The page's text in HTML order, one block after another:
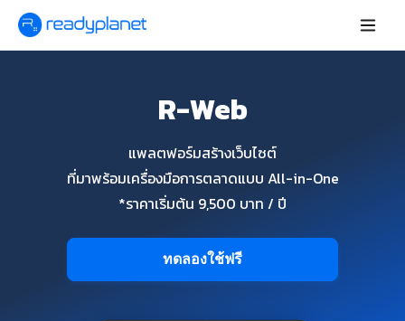
R-Web
แพลตฟอร์มสร้างเว็บไซต์
ที่มาพร้อมเครื่องมือการตลาดแบบ All-in-One
*ราคาเริ่มต้น 9,500 บาท / ปี
ทดลองใช้ฟรี